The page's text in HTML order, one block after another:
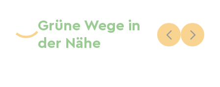
Grüne Wege in
der Nähe